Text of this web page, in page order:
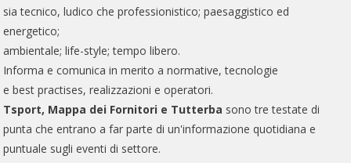
sia tecnico, ludico che professionistico; paesaggistico ed
energetico;
ambientale; life-style; tempo libero.
Informa e comunica in merito a normative, tecnologie
e best practises, realizzazioni e operatori.
Tsport, Mappa dei Fornitori e Tutterba sono tre testate di
punta che entrano a far parte di un'informazione quotidiana e
puntuale sugli eventi di settore.